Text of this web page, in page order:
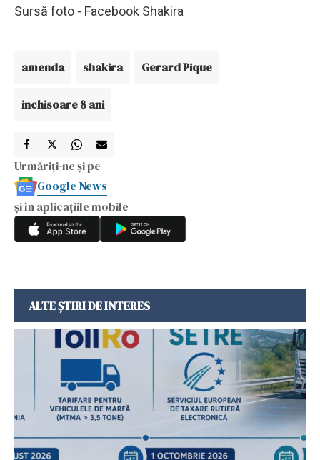
Sursă foto - Facebook Shakira
amenda shakira Gerard Pique
inchisoare 8 ani
Urmăriți-ne și pe
Google News
și în aplicațiile mobile
ALTE ȘTIRI DE INTERES